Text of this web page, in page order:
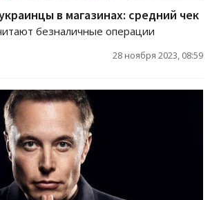
в магазинах: средний чек
безналичные операции
28 ноября 2023, 08:59